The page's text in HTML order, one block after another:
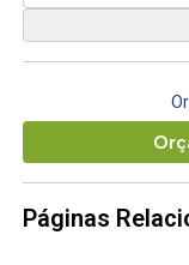
Páginas